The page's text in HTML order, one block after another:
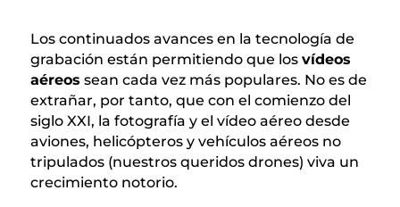
Los continuados avances en la tecnología de
grabación están permitiendo que los vídeos
aéreos sean cada vez más populares. No es de
extrañar, por tanto, que con el comienzo del
siglo XXI, la fotografía y el vídeo aéreo desde
aviones, helicópteros y vehículos aéreos no
tripulados (nuestros queridos drones) viva un
crecimiento notorio.